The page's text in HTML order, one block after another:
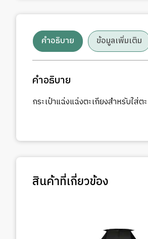
คำอธิบาย ข้อมูลเพิ่มเติม
คำอธิบาย
กระเป๋าแฉ่งแฉ่งตะเกียงสำหรับใส่
สินค้าที่เกี่ยวข้อง